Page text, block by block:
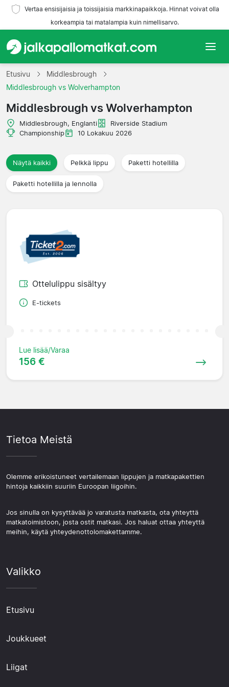
Vertaa ensisijaisia ja toissijaisia markkinapaikkoja. Hinnat voivat olla
korkeampia tai matalampia kuin nimellisarvo.
Etusivu
Liigat
Etusivu
Middlesbrough
Middlesbrough vs Wolverhampton
Middlesbrough vs Wolverhampton
Middlesbrough, Englanti
Riverside Stadium
Championship
10 Lokakuu 2026
Näytä kaikki Pelkkä lippu Paketti hotellilla
Paketti hotellilla ja lennolla
Ottelulippu sisältyy
E-tickets
Lue lisää/Varaa
156 €
Tietoa Meistä
Olemme erikoistuneet vertailemaan lippujen ja matkapakettien
hintoja kaikkiin suuriin Euroopan liigoihin.
Jos sinulla on kysyttävää jo varatusta matkasta, ota yhteyttä
matkatoimistoon, josta ostit matkasi. Jos haluat ottaa yhteyttä
meihin, käytä yhteydenottolomakettamme.
Valikko
Etusivu
Joukkueet
Liigat